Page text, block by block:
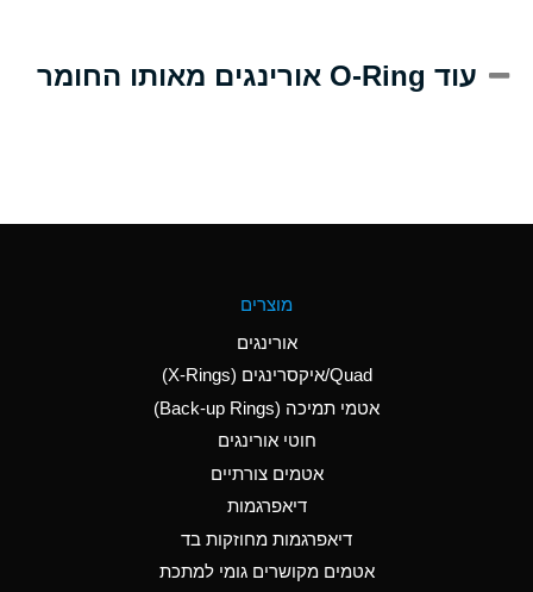
(Aqueous)
Aluminum Nitrate
(Aqueous)
Aluminum Phosphate
Ammonia Anhydrous
B
עוד O-Ring אורינגים מאותו החומר
מוצרים
אורינגים
Quad/איקסרינגים (X-Rings)
אטמי תמיכה (Back-up Rings)
חוטי אורינגים
אטמים צורתיים
דיאפרגמות
דיאפרגמות מחוזקות בד
אטמים מקושרים גומי למתכת